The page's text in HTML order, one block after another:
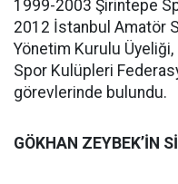
1999-2003 Şirintepe
2012 İstanbul Amatör
Yönetim Kurulu
Spor Kulüpleri
görevlerinde bulundu.
GÖKHAN ZEYBEK’İN